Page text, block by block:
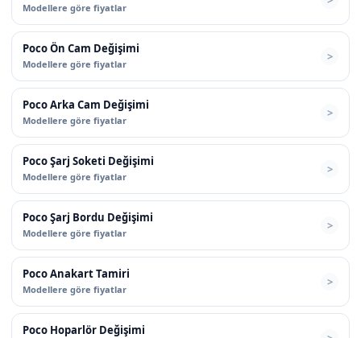
Modellere göre fiyatlar
Poco Ön Cam Değişimi
Modellere göre fiyatlar
Poco Arka Cam Değişimi
Modellere göre fiyatlar
Poco Şarj Soketi Değişimi
Modellere göre fiyatlar
Poco Şarj Bordu Değişimi
Modellere göre fiyatlar
Poco Anakart Tamiri
Modellere göre fiyatlar
Poco Hoparlör Değişimi